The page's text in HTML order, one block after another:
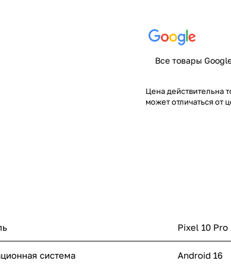
Все товары
Цена действительна
может отличаться от
Pixel 10 Pro
система Android 16